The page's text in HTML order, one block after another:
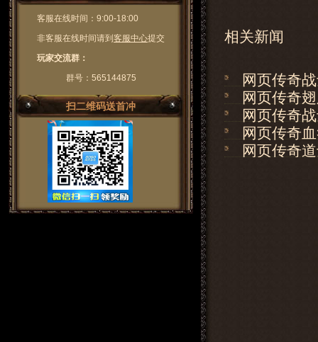
相关新闻
网页传奇
网页传奇
网页传奇
网页传奇
网页传奇
客服在线时间：9:00-18:00
非客服在线时间请到 客服中心提交
玩家交流群：
群号：565144875
扫二维码送首冲